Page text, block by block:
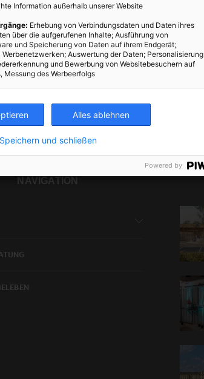
ernährungsethischen Fragen.
BEITRAG ANSEHEN
TEILEN
NAVIGATION
Information außerhalb unserer Website
Erhebung von Verbindungsdaten und Daten ihres
über die aufgerufenen Inhalte; Ausführung von
und Speicherung von Daten auf ihrem Endgerät;
Auswertung der Daten; Personalisierung
und Bewerbung von Websitebesuchern auf
Messung des Werbeerfolgs
Alles ablehnen
Speichern und schließen
Powered by